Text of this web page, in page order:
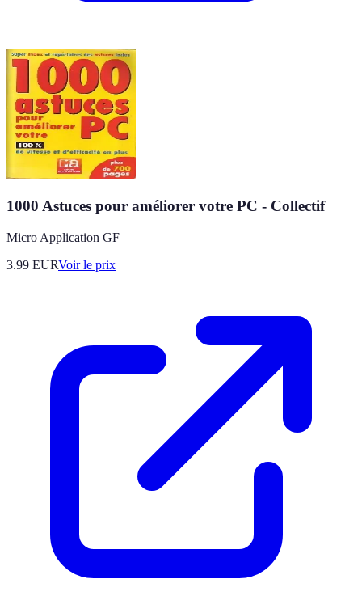
1000 Astuces pour améliorer votre PC - Collectif
Micro Application GF
3.99 EURVoir le prix